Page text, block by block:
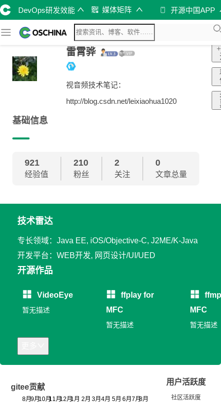
DevOps研发效能 媒体矩阵 开源中国APP
雷霄骅
视音频技术笔记：
http://blog.csdn.net/leixiaohua1020
基础信息
921
经验值
210
粉丝
2
关注
0
文章总量
技术雷达
专长领域：Java EE, iOS/Objective-C, J2ME/K-Java
开发平台：WEB开发, 网页设计/UI/UED
开源作品
VideoEye
暂无描述
ffplay for
MFC
暂无描述
MFC
暂无描述
gitee贡献
用户活跃度